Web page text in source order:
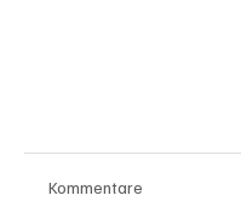
Kommentare